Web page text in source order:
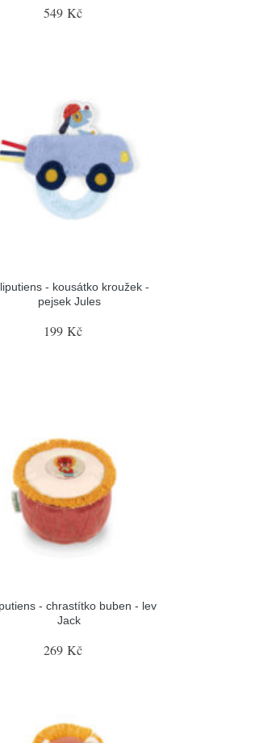
549 Kč
- kousátko kroužek -
pejsek Jules
199 Kč
- chrastítko buben - lev
Jack
269 Kč